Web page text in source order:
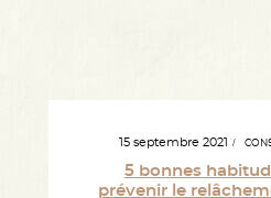
15 septembre 2021
5 bonnes
prévenir le